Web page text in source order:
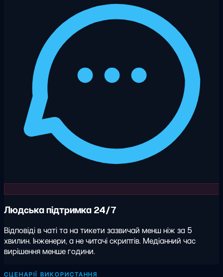
Людська підтримка 24/7
Відповіді в чаті та на тикети зазвичай менш ніж за 5
хвилин. Інженери, а не читачі скриптів. Медіанний час
вирішення менше години.
СЦЕНАРІЇ ВИКОРИСТАННЯ